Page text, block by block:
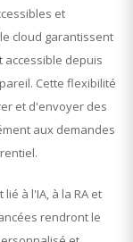
et
cloud garantissent
accessible depuis
Cette flexibilité
et d'envoyer des
aux demandes
à l'IA, à la RA et
rendront le